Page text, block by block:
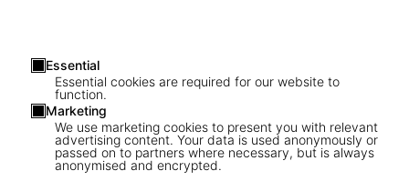
Essential
Essential cookies are required for our website to
function.
Marketing
We use marketing cookies to present you with relevant
advertising content. Your data is used anonymously or
passed on to partners where necessary, but is always
anonymised and encrypted.